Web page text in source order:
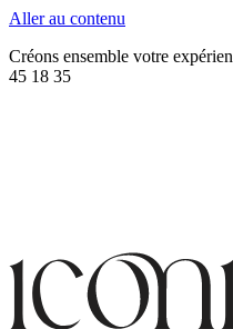
Aller au contenu
Créons ensemble votre
45 18 35